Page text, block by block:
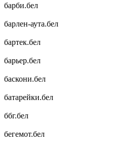
барби.бел
барлен-аута.бел
бартек.бел
барьер.бел
баскони.бел
батарейки.бел
ббг.бел
бегемот.бел